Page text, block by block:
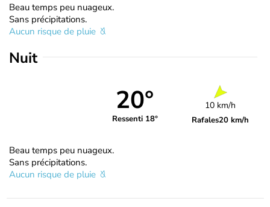
Beau temps peu nuageux.
Sans précipitations.
Aucun risque de pluie
Nuit
20°
Ressenti 18°
10 km/h
Rafales20 km/h
Beau temps peu nuageux.
Sans précipitations.
Aucun risque de pluie